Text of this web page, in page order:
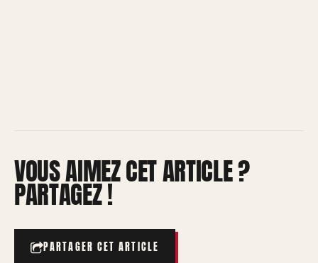
VOUS AIMEZ CET ARTICLE ?
PARTAGEZ !
PARTAGER CET ARTICLE